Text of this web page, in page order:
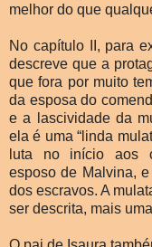
melhor do que
No capítulo II, para
descreve que a
que fora por muito
da esposa do
e a lascividade da
ela é uma “linda
luta no início aos
esposo de Malvina,
dos escravos. A
ser descrita, mais